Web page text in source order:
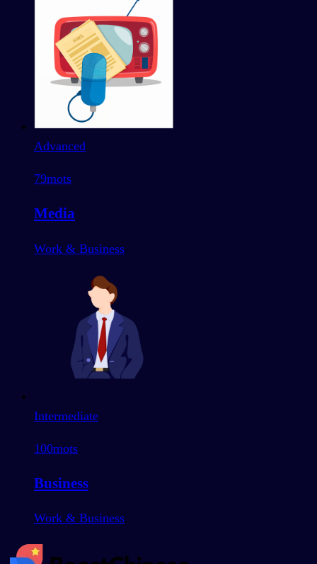
Advanced
79mots
Media
Work & Business
Intermediate
100mots
Business
Work & Business